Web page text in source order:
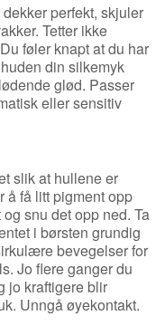
perfekt, skjuler
Tetter ikke
føler knapt at du har
din silkemyk
glød. Passer
eller sensitiv
slik at hullene er
å få litt pigment opp
snu det opp ned. Ta
i børsten grundig
bevegelser for
Jo flere ganger du
jo kraftigere blir
Unngå øyekontakt.